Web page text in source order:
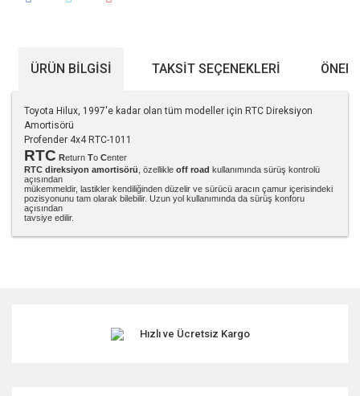
ÜRÜN BILGISI TAKSIT SEÇENEKLERI
Toyota Hilux, 1997'e kadar olan tüm modeller için RTC Direksiyon
Amortisörü
Profender 4x4 RTC-1011
RTC Return To Center
RTC direksiyon amortisörü , özellikle off road kullanımında sürüş kontrolü
açısından
mükemmeldir, lastikler kendiliğinden düzelir ve sürücü aracın çamur içerisindeki
pozisyonunu tam olarak bilebilir. Uzun yol kullanımında da sürüş konforu
açısından
tavsiye edilir.
Ürün resmi kalitesiz, bozuk veya görüntülenemiyor.
Hızlı ve Ücretsiz Kargo